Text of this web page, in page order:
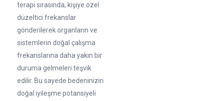
terapi sırasında, kişiye özel
düzeltici frekanslar
gönderilerek organların ve
sistemlerin doğal çalışma
frekanslarına daha yakın bir
duruma gelmeleri teşvik
edilir. Bu sayede bedeninizin
doğal iyileşme potansiyeli